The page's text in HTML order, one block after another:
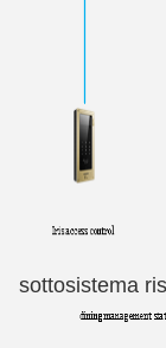
sottosistema